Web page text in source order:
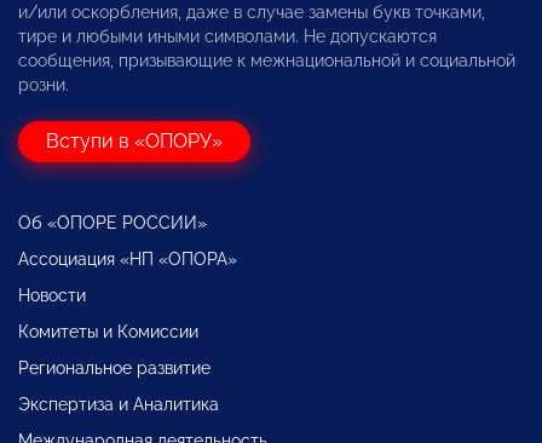
и/или оскорбления, даже в случае замены букв точками,
тире и любыми иными символами. Не допускаются
сообщения, призывающие к межнациональной и социальной
розни.
Вступи в «ОПОРУ»
Об «ОПОРЕ РОССИИ»
Ассоциация «НП «ОПОРА»
Новости
Комитеты и Комиссии
Региональное развитие
Экспертиза и Аналитика